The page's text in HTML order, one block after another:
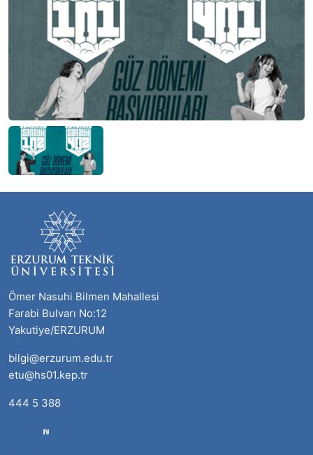
Ömer Nasuhi Bilmen Mahallesi
Farabi Bulvarı No:12
Yakutiye/ERZURUM
bilgi@erzurum.edu.tr
etu@hs01.kep.tr
444 5 388